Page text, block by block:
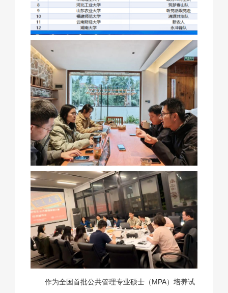
作为全国首批公共管理专业硕士（MPA）培养试